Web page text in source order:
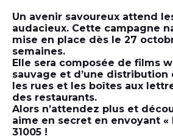
Un avenir savoureux attend
audacieux. Cette campagne
mise en place dès le 27
semaines.
Elle sera composée de films
sauvage et d’une distribution
les rues et les boîtes aux
des restaurants.
Alors n’attendez plus et
aime en secret en envoyant «
31005 !